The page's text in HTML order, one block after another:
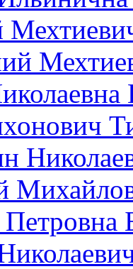
Петровна